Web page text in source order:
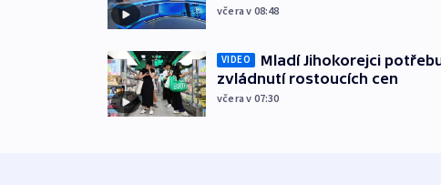
včera v 08:48
VIDEO
Mladí Jihokorejci
zvládnutí rostoucích cen
včera v 07:30